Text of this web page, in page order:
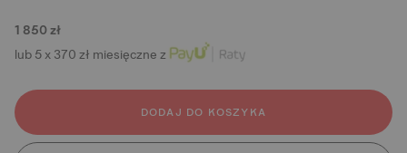
1 850 zł
lub 5 x 370 zł miesięczne z
DODAJ DO KOSZYKA